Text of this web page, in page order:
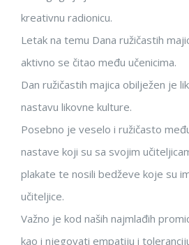
kreativnu radionicu.
Letak na temu Dana ružičastih
aktivno se čitao među učenicima.
Dan ružičastih majica obilježen je
nastavu likovne kulture.
Posebno je veselo i ružičasto
nastave koji su sa svojim
plakate te nosili bedževe koje su
učiteljice.
Važno je kod naših najmlađih
kao i njegovati empatiju i